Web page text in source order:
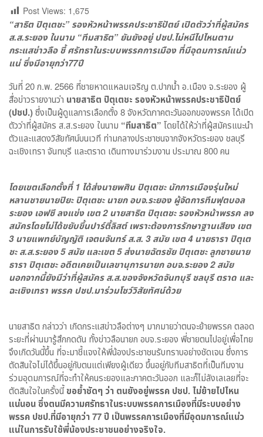
Post Views: 1,675
“สาธิต ปิตุเตชะ” รองหัวหน้าพรรคประชาธิปัตย์ เปิดตัวว่าที่ผู้สมัคร
ส.ส.ระยอง ในนาม “ทีมสาธิต” ยันยังอยู่ ปชป.ไม่หนีไปไหนตาม
กระแสข่าวลือ ชี้ ศรัทธาในระบบพรรคการเมือง ที่มีอุดมการณ์แน่ว
แน่ ซึ่งมีอายุกว่า77ปี
วันที่ 20 ก.พ. 2566 ที่ชายหาดแหลมเจริญ ต.ปากน้ำ อ.เมือง จ.ระยอง ผู้
สื่อข่าวรายงานว่า นายสาธิต ปิตุเตชะ รองหัวหน้าพรรคประชาธิปัตย์
(ปชป.)ซึ่งเป็นผู้ดูแลการเลือกตั้ง 8 จังหวัดภาคตะวันออกของพรรค ได้เปิด
ตัวว่าที่ผู้สมัคร ส.ส.ระยอง ในนาม “ทีมสาธิต” โดยได้ให้ว่าที่ผู้สมัครแนะนำ
ตัวและแสดงวิสัยทัศน์บนเวที ท่ามกลางประชาชนจากจังหวัดระยอง ชลบุรี
ฉะเชิงเทรา จันทบุรี และตราด เดินทางมาร่วมงาน ประมาณ 800 คน
โดยเขตเลือกตั้งที่ 1 ได้ส่งนายพศิน ปิตุเตชะ นักการเมืองรุ่นใหม่
หลานชายนายปิยะ ปิตุเตชะ นายก อบจ.ระยอง ผู้จัดการทีมฟุตบอล
ระยอง เอฟซี ลงแข่ง เขต 2 นายสาธิต ปิตุเตชะ รองหัวหน้าพรรค ลง
สมัครโดยไม่ได้ขยับขึ้นปาร์ตี้ลิสต์ เพราะต้องการรักษาฐานเสียง เขต
3 นายแพทย์บัญญัติ เจตนจันทร์ ส.ส. 3 สมัย เขต 4 นายธารา ปิตุเต
ชะ ส.ส.ระยอง 5 สมัย และเขต 5 ส่งนายฉัตรชัย ปิตุเตชะ ลูกชายนาย
ธารา ปิตุเตชะ อดีตเคยเป็นเลขานุการนายก อบจ.ระยอง 2 สมัย
นอกจากนี้ยังมีว่าที่ผู้สมัคร ส.ส.ของจังหวัดจันทบุรี ชลบุรี ตราด และ
ฉะเชิงเทรา พรรค ปชป.มาร่วมโชว์วิสัยทัศน์ด้วย
นายสาธิต กล่าวว่า เกิดกระแสข่าวลือต่างๆ มากมายว่าตนจะย้ายพรรค ตลอด
ระยะที่ผ่านมารู้สึกกดดัน ทั้งข่าวลือนายก อบจ.ระยอง พี่ชายตนไปอยู่เพื่อไทย
จึงเกิดวันนี้ขึ้น ที่จะมาชี้แจงให้พี่น้องประชาชนรับทราบอย่างชัดเจน ซึ่งการ
ตัดสินใจไม่ได้ขึ้นอยู่กับตนแต่เพียงผู้เดียว ขึ้นอยู่กับทีมสาธิตที่เป็นทีมงาน
ร่วมอุดมการณ์ที่จะทำให้คนระยองและภาคตะวันออก และก็ไม่ลังเลเลยที่จะ
ตัดสินใจในครั้งนี้ขอย้ำชัดๆ ว่า ตนยังอยู่พรรค ปชป. ไม่ย้ายไปไหน
แน่นอน ซึ่งตนมีความศรัทธาในระบบพรรคการเมืองที่มีระบบอย่าง
พรรค ปชป.ที่มีอายุกว่า 77 ปี เป็นพรรคการเมืองที่มีอุดมการณ์แน่ว
แน่ในการรับใช้พี่น้องประชาชนอย่างจริงใจ.